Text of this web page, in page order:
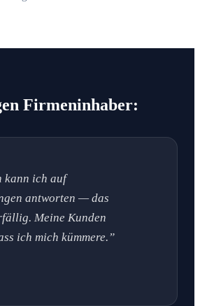
Firmeninhaber:
kann ich auf
antworten — das
Meine Kunden
ich mich kümmere.”